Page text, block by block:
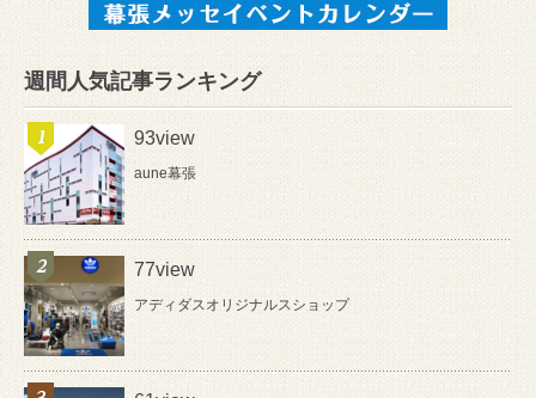
週間人気記事ランキング
93view
aune幕張
77view
アディダスオリジナルスショップ